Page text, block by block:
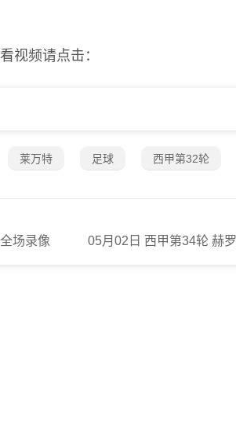
视频请点击：
莱万特 足球 西甲第32轮
场录像 05月02日 西甲第34轮 赫